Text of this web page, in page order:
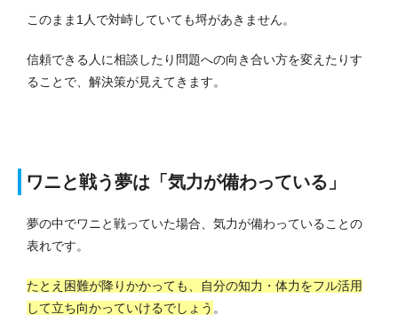
このまま1人で対峙していても埒があきません。
信頼できる人に相談したり問題への向き合い方を変えたりす
ることで、解決策が見えてきます。
ワニと戦う夢は「気力が備わっている」
夢の中でワニと戦っていた場合、気力が備わっていることの
表れです。
たとえ困難が降りかかっても、自分の知力・体力をフル活用
して立ち向かっていけるでしょう 。